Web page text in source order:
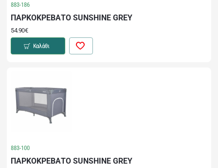
883-186
ΠΑΡΚΟΚΡΕΒΑΤΟ SUNSHINE GREY
54.90€
Καλάθι
883-100
ΠΑΡΚΟΚΡΕΒΑΤΟ SUNSHINE GREY